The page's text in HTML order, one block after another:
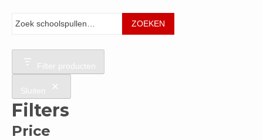
ZOEKEN
Filter producten
Sluiten
Filters
Price